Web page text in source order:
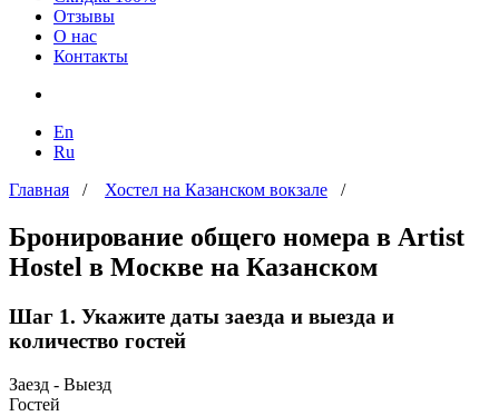
Отзывы
О нас
Контакты
En
Ru
Главная / Хостел на Казанском вокзале /
Бронирование общего номера в Artist
Hostel в Москве на Казанском
Шаг 1. Укажите даты заезда и выезда и
количество гостей
Заезд - Выезд
Гостей